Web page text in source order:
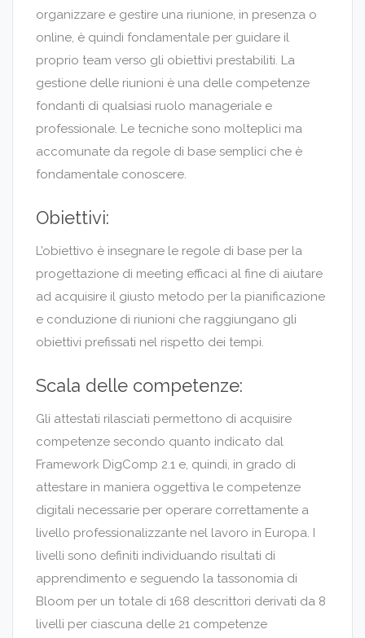
organizzare e gestire una riunione, in presenza o
online, è quindi fondamentale per guidare il
proprio team verso gli obiettivi prestabiliti. La
gestione delle riunioni è una delle competenze
fondanti di qualsiasi ruolo manageriale e
professionale. Le tecniche sono molteplici ma
accomunate da regole di base semplici che è
fondamentale conoscere.
Obiettivi:
L’obiettivo è insegnare le regole di base per la
progettazione di meeting efficaci al fine di aiutare
ad acquisire il giusto metodo per la pianificazione
e conduzione di riunioni che raggiungano gli
obiettivi prefissati nel rispetto dei tempi.
Scala delle competenze:
Gli attestati rilasciati permettono di acquisire
competenze secondo quanto indicato dal
Framework DigComp 2.1 e, quindi, in grado di
attestare in maniera oggettiva le competenze
digitali necessarie per operare correttamente a
livello professionalizzante nel lavoro in Europa. I
livelli sono definiti individuando risultati di
apprendimento e seguendo la tassonomia di
Bloom per un totale di 168 descrittori derivati da 8
livelli per ciascuna delle 21 competenze